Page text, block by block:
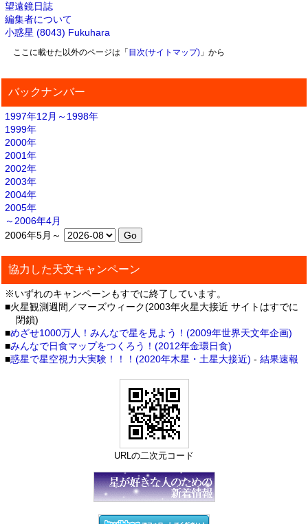
望遠鏡日誌
編集者について
小惑星 (8043) Fukuhara
ここに載せた以外のページは「 目次(サイトマップ)」から
バックナンバー
1997年12月～1998年
1999年
2000年
2001年
2002年
2003年
2004年
2005年
～2006年4月
2006年5月～
協力した天文キャンペーン
※いずれのキャンペーンもすでに終了しています。
■火星観測週間／マーズウィーク(2003年火星大接近 サイトはすでに
閉鎖)
■めざせ1000万人！みんなで星を見よう！(2009年世界天文年企画)
■みんなで日食マップをつくろう！(2012年金環日食)
■惑星で星空視力大実験！！！(2020年木星・土星大接近) - 結果速報
URLの二次元コード